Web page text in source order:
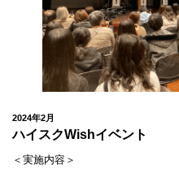
2024年2月
ハイスクWishイベント
＜実施内容＞